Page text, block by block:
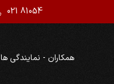
021 81054
همکاران - نمایندگی ها